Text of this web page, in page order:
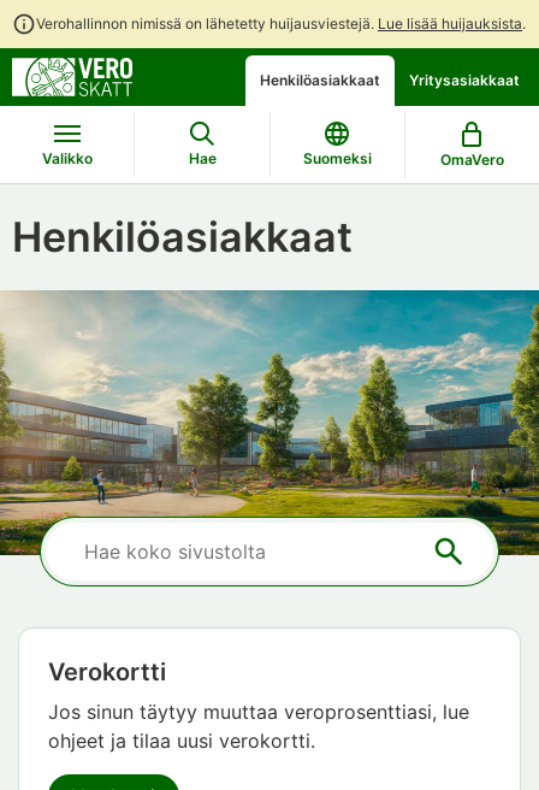
Verohallinnon nimissä on lähetetty huijausviestejä. Lue lisää huijauksista.
Siirry
suoraan
sisältöön
Siirry
koko
sivuston
hakuun
Avaa
chattibotin
keskustelu
Henkilöasiakkaat Yritysasiakkaat
Valikko Hae Suomeksi OmaVero
Henkilöasiakkaat
Verokortti
Jos sinun täytyy muuttaa veroprosenttiasi, lue
ohjeet ja tilaa uusi verokortti.